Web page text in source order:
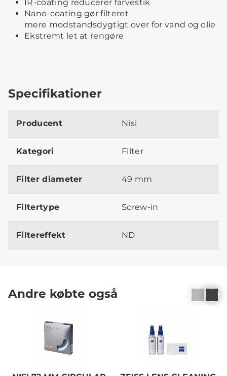
IR-coating reducerer farvestik
Nano-coating gør filteret
mere modstandsdygtigt over for vand og olie
Ekstremt let at rengøre
Specifikationer
Producent Nisi
Kategori Filter
Filter diameter 49 mm
Filtertype Screw-in
Filtereffekt ND
Andre købte også